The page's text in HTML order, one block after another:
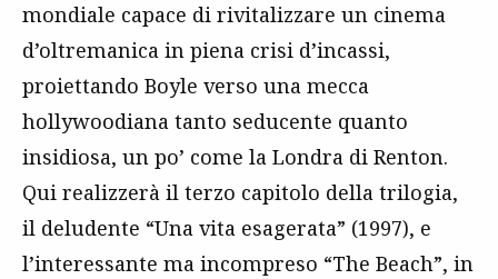
mondiale capace di rivitalizzare un cinema
d’oltremanica in piena crisi d’incassi,
proiettando Boyle verso una mecca
hollywoodiana tanto seducente quanto
insidiosa, un po’ come la Londra di Renton.
Qui realizzerà il terzo capitolo della trilogia,
il deludente “Una vita esagerata” (1997), e
l’interessante ma incompreso “The Beach”, in